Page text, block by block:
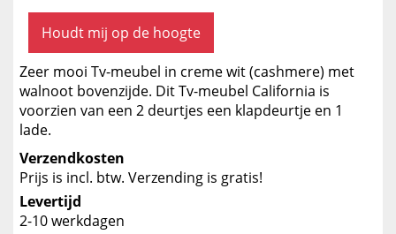
Houdt mij op de hoogte
Zeer mooi Tv-meubel in creme wit (cashmere) met
walnoot bovenzijde. Dit Tv-meubel California is
voorzien van een 2 deurtjes een klapdeurtje en 1
lade.
Verzendkosten
Prijs is incl. btw. Verzending is gratis!
Levertijd
2-10 werkdagen